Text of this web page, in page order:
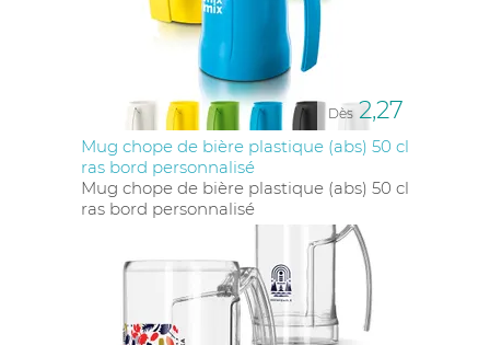
Dès 2,27
Mug chope de bière plastique (abs) 50 cl
ras bord personnalisé
Mug chope de bière plastique (abs) 50 cl
ras bord personnalisé